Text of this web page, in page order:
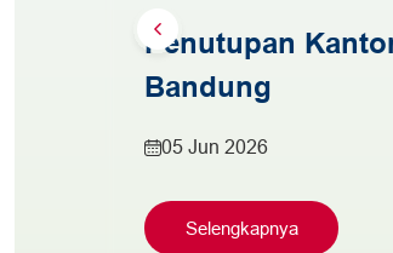
Penutupan
Bandung
05 Jun 2026
Selengkapnya